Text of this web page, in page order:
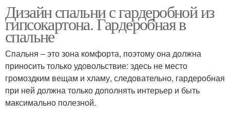
Дизайн спальни с гардеробной из
гипсокартона. Гардеробная в
спальне
Спальня – это зона комфорта, поэтому она должна
приносить только удовольствие: здесь не место
громоздким вещам и хламу, следовательно, гардеробная
при ней должна только дополнять интерьер и быть
максимально полезной.